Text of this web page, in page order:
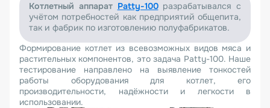
Котлетный аппарат Patty-100разрабатывался с
учётом потребностей как предприятий общепита,
так и фабрик по изготовлению полуфабрикатов.
Формирование котлет из всевозможных видов мяса и
растительных компонентов, это задача Patty-100. Наше
тестирование направлено на выявление тонкостей
работы оборудования для котлет, его
производительности, надёжности и легкости в
использовании.